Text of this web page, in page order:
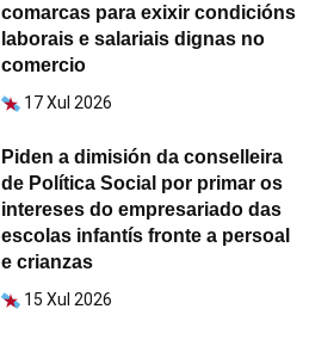
comarcas para exixir condicións
laborais e salariais dignas no
comercio
17 Xul 2026
Piden a dimisión da conselleira
de Política Social por primar os
intereses do empresariado das
escolas infantís fronte a persoal
e crianzas
15 Xul 2026